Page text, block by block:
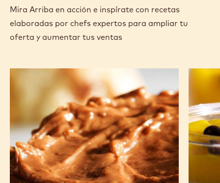
Mira Arriba en acción e inspírate con recetas
elaboradas por chefs expertos para ampliar tu
oferta y aumentar tus ventas
chocolate
almendra
crujiente
Una
de
mango
y